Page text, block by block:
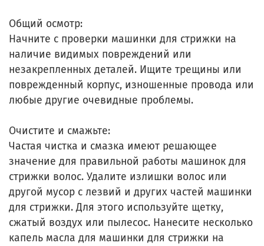
Общий осмотр:
Начните с проверки машинки для стрижки на
наличие видимых повреждений или
незакрепленных деталей. Ищите трещины или
поврежденный корпус, изношенные провода или
любые другие очевидные проблемы.
Очистите и смажьте:
Частая чистка и смазка имеют решающее
значение для правильной работы машинок для
стрижки волос. Удалите излишки волос или
другой мусор с лезвий и других частей машинки
для стрижки. Для этого используйте щетку,
сжатый воздух или пылесос. Нанесите несколько
капель масла для машинки для стрижки на